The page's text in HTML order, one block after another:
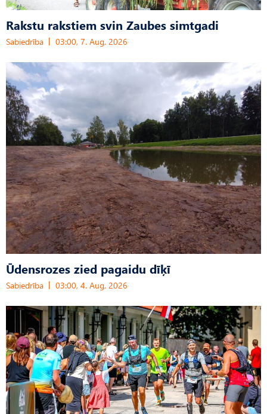
Rakstu rakstiem svin Zaubes simtgadi
Sabiedrība 03:00, 7. Aug, 2026
Ūdensrozes zied pagaidu dīķī
Sabiedrība 03:00, 4. Aug, 2026